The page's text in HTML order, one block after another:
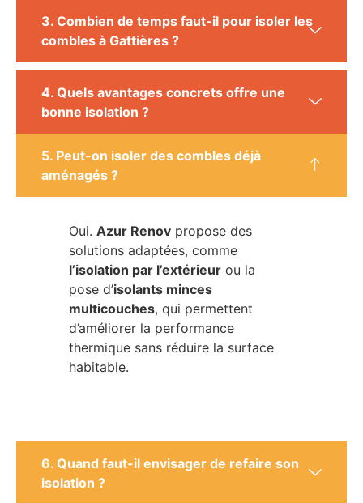
3. Combien de temps faut-il pour isoler les
combles à Gattières ?
4. Quels avantages concrets offre une
bonne isolation ?
5. Peut-on isoler des combles déjà
aménagés ?
Oui. Azur Renov propose des
solutions adaptées, comme
l’isolation par l’extérieur ou la
pose d’isolants minces
multicouches, qui permettent
d’améliorer la performance
thermique sans réduire la surface
habitable.
6. Quand faut-il envisager de refaire son
isolation ?